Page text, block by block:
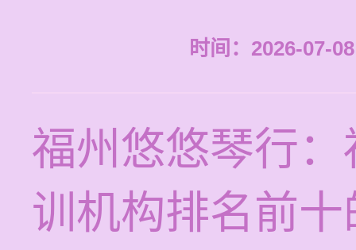
时间：2026-07-
福州悠悠琴行
训机构排名前